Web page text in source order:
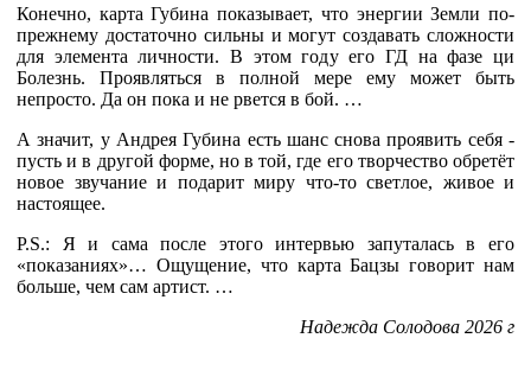
Конечно, карта Губина показывает, что энергии Земли по-
прежнему достаточно сильны и могут создавать сложности
для элемента личности. В этом году его ГД на фазе ци
Болезнь. Проявляться в полной мере ему может быть
непросто. Да он пока и не рвется в бой. …
А значит, у Андрея Губина есть шанс снова проявить себя -
пусть и в другой форме, но в той, где его творчество обретёт
новое звучание и подарит миру что-то светлое, живое и
настоящее.
P.S.: Я и сама после этого интервью запуталась в его
«показаниях»… Ощущение, что карта Бацзы говорит нам
больше, чем сам артист. …
Надежда Солодова 2026 г